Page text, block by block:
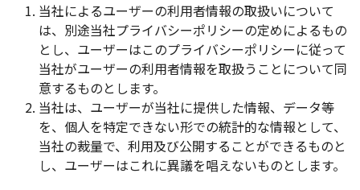
当社によるユーザーの利用者情報の取扱いについて
は、別途当社プライバシーポリシーの定めによるもの
とし、ユーザーはこのプライバシーポリシーに従って
当社がユーザーの利用者情報を取扱うことについて同
意するものとします。
当社は、ユーザーが当社に提供した情報、データ等
を、個人を特定できない形での統計的な情報として、
当社の裁量で、利用及び公開することができるものと
し、ユーザーはこれに異議を唱えないものとします。